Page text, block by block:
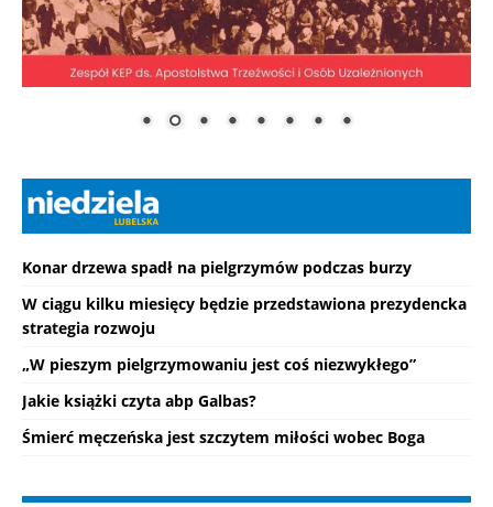
Konar drzewa spadł na pielgrzymów podczas burzy
W ciągu kilku miesięcy będzie przedstawiona prezydencka
strategia rozwoju
„W pieszym pielgrzymowaniu jest coś niezwykłego”
Jakie książki czyta abp Galbas?
Śmierć męczeńska jest szczytem miłości wobec Boga